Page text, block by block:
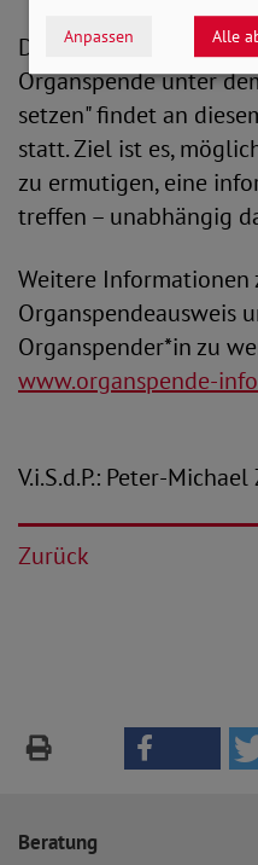
Die zentrale
Organspende unter
setzen" findet an
statt. Ziel ist es,
zu ermutigen, eine
treffen – unabhängig
Weitere Informationen
Organspendeausweis
Organspender*in zu
www.organspende-
V.i.S.d.P.: Peter-
Zurück
Beratung
Anpassen Alle